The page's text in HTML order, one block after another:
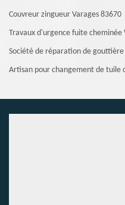
Couvreur zingueur Varages 83670
Travaux d'urgence fuite cheminée
Société de réparation de gouttière
Artisan pour changement de tuile